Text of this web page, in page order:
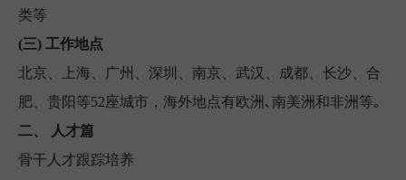
类等
(三) 工作地点
北京、上海、广州、深圳、南京、武汉、成都、长沙、合
肥、贵阳等52座城市，海外地点有欧洲､南美洲和非洲等｡
二、
人才篇
骨干人才跟踪培养